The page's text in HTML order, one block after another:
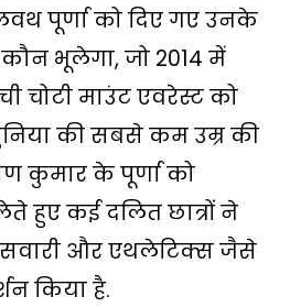
पूर्णा को दिए गए उनके
कौन भूलेगा, जो 2014 में
चोटी माउंट एवरेस्ट को
की सबसे कम उम्र की
कुमार के पूर्णा को
हुए कई दलित छात्रों ने
और एथलेटिक्स जैसे
किया है.